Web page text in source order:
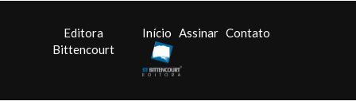
Editora
Bittencourt
Início Assinar Contato